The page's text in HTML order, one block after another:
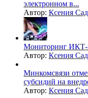
электронном в...
Автор: Ксения
Мониторинг ИКТ-
Автор: Ксения
Минкомсвязи
субсидий на
Автор: Ксения